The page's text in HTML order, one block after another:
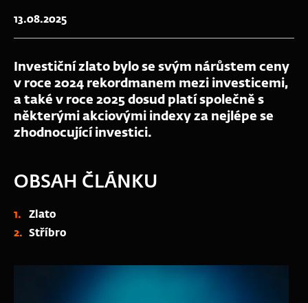
13.08.2025
Investiční zlato bylo se svým nárůstem ceny
v roce 2024 rekordmanem mezi investicemi,
a také v roce 2025 dosud platí společně s
některými akciovými indexy za nejlépe se
zhodnocující investici.
OBSAH ČLÁNKU
Zlato
Stříbro